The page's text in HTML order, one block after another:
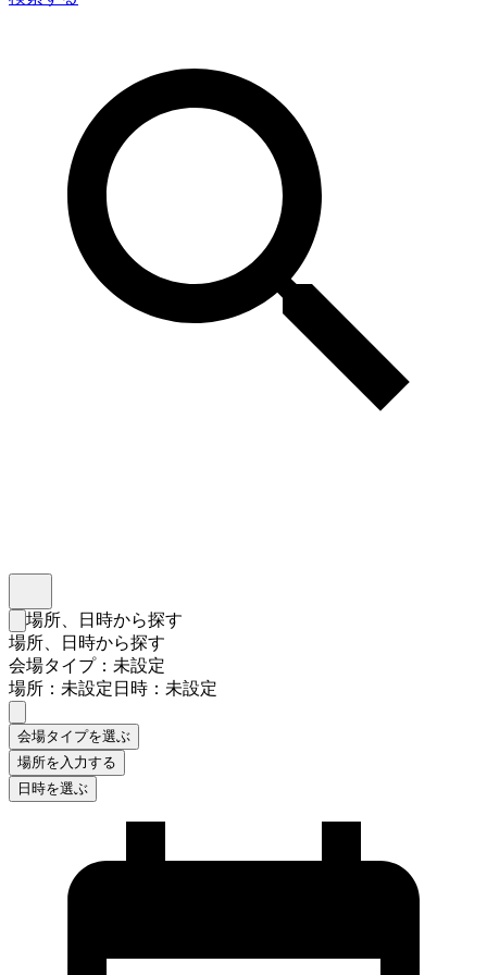
検索フォームを閉じる
場所、日時から探す
場所、日時から探す
会場タイプ：未設定
場所：未設定日時：未設定
会場タイプを選ぶ
場所を入力する
日時を選ぶ